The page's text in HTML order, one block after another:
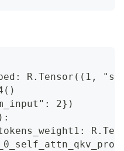
R.Tensor((1,
2})